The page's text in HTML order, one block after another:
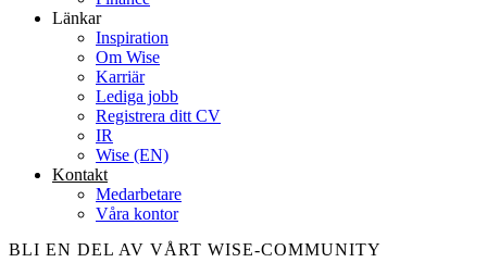
Länkar
Inspiration
Om Wise
Karriär
Lediga jobb
Registrera ditt CV
IR
Wise (EN)
Kontakt
Medarbetare
Våra kontor
BLI EN DEL AV VÅRT WISE-COMMUNITY